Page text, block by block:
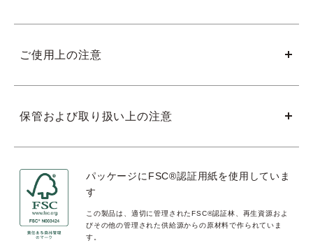
ご使用上の注意
保管および取り扱い上の注意
パッケージにFSC®認証用紙を使用していま
す
この製品は、適切に管理されたFSC®️認証林、再生資源およ
びその他の管理された供給源からの原材料で作られていま
す。